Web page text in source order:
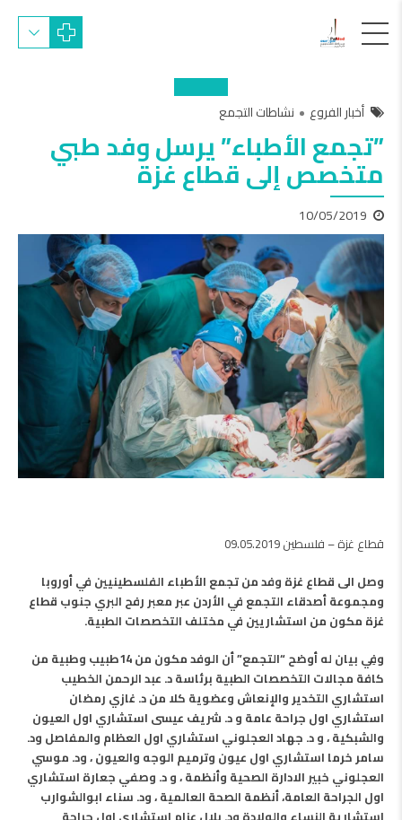
أخبار الفروع نشاطات التجمع
‎‏‎”تجمع الأطباء” يرسل وفد طبي
متخصص إلى قطاع غزة
10/05/2019
قطاع غزة – فلسطين 09.05.2019
وصل الى قطاع غزة وفد من تجمع الأطباء الفلسطينيين في أوروبا
ومجموعة أصدقاء التجمع في الأردن عبر معبر رفح البري جنوب قطاع
غزة مكون من استشاريين في مختلف التخصصات الطبية.
‎وفِي بيان له أوضح “التجمع” أن الوفد مكون من 14طبيب وطبية من
كافة مجالات التخصصات الطبية برئاسة د. عبد الرحمن الخطيب
استشاري التخدير والإنعاش وعضوية كلا من د. غازي رمضان
استشاري اول جراحة عامة و د. شريف عيسى استشاري اول العيون
والشبكية ، و د. جهاد العجلوني استشاري اول العظام والمفاصل ود.
سامر خرما استشاري اول عيون وترميم الوجه والعيون ، ود. موسي
العجلوني خبير الادارة الصحية وأنظمة ، و د. وصفي جعارة استشاري
اول الجراحة العامة، أنظمة الصحة العالمية ، ود. سناء ابوالشوارب